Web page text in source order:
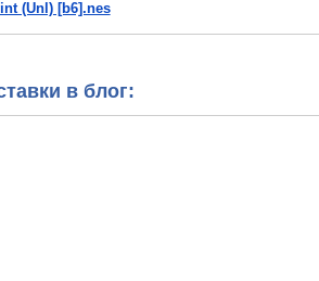
(Unl) [b6].nes
(Unl) [b7].nes
(Unl) [ba].nes
в блог: